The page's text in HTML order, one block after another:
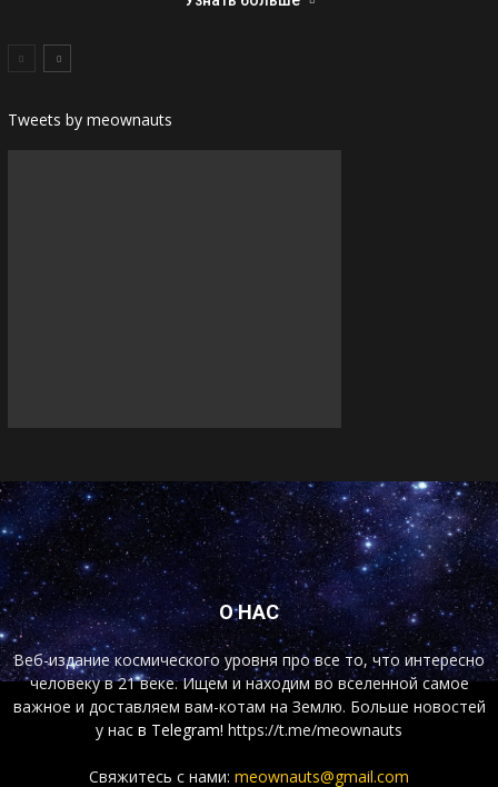
Tweets by meownauts
О НАС
Веб-издание космического уровня про все то, что интересно
человеку в 21 веке. Ищем и находим во вселенной самое
важное и доставляем вам-котам на Землю. Больше новостей
у нас в Telegram! https://t.me/meownauts
Свяжитесь с нами: meownauts@gmail.com